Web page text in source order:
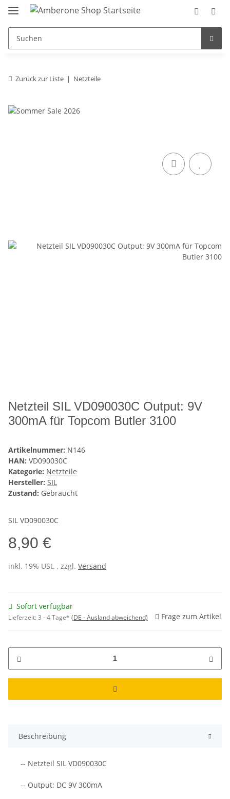
Zurück zur Liste Netzteile
Netzteil SIL VD090030C Output: 9V
300mA für Topcom Butler 3100
Artikelnummer: N146
HAN: VD090030C
Kategorie: Netzteile
Hersteller: SIL
Zustand: Gebraucht
SIL VD090030C
8,90 €
inkl. 19% USt. , zzgl. Versand
Sofort verfügbar
Lieferzeit:3 - 4 Tage* (DE - Ausland abweichend) Frage zum Artikel
Beschreibung
-- Netzteil SIL VD090030C
-- Output: DC 9V 300mA